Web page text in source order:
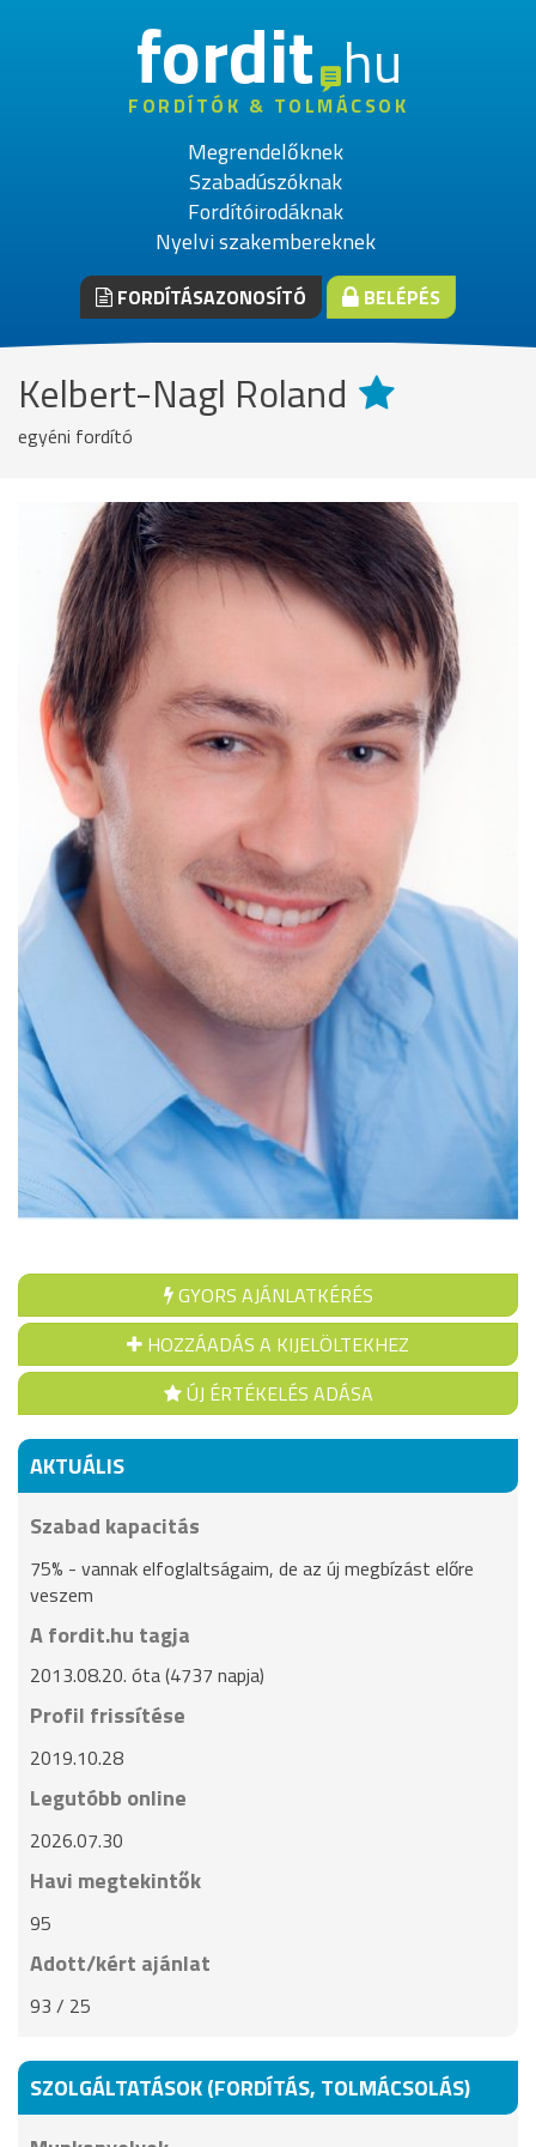
fordithu
FORDÍTÓK & TOLMÁCSOK
Megrendelőknek
Szabadúszóknak
Fordítóirodáknak
Nyelvi szakembereknek
FORDÍTÁSAZONOSÍTÓ BELÉPÉS
Kelbert-Nagl Roland
egyéni fordító
GYORS AJÁNLATKÉRÉS
HOZZÁADÁS A KIJELÖLTEKHEZ
ÚJ ÉRTÉKELÉS ADÁSA
AKTUÁLIS
Szabad kapacitás
75% - vannak elfoglaltságaim, de az új megbízást előre
veszem
A fordit.hu tagja
2013.08.20. óta (4737 napja)
Profil frissítése
2019.10.28
Legutóbb online
2026.07.30
Havi megtekintők
95
Adott/kért ajánlat
93 / 25
SZOLGÁLTATÁSOK (FORDÍTÁS, TOLMÁCSOLÁS)